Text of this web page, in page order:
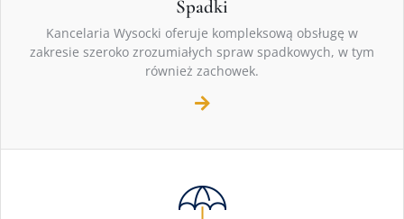
Spadki
Kancelaria Wysocki oferuje kompleksową obsługę w
zakresie szeroko zrozumiałych spraw spadkowych, w tym
również zachowek.